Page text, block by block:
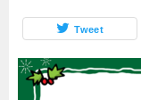
Tweet